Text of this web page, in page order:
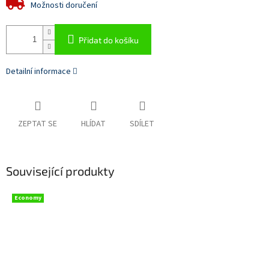
Možnosti doručení
Přidat do košíku
Detailní informace
ZEPTAT SE HLÍDAT SDÍLET
Související produkty
Economy